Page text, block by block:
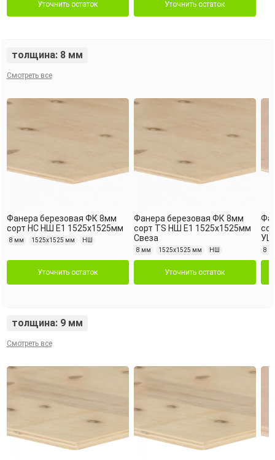
Уточнить остаток Уточнить остаток
толщина: 8 мм
Смотреть все
Фанера березовая ФК 8мм
сорт НС НШ Е1 1525х1525мм
8 мм 1525х1525 мм НШ
Уточнить остаток
Фанера березовая ФК 8мм
сорт TS НШ Е1 1525х1525мм
Свеза
8 мм 1525х1525 мм НШ
Уточнить остаток
8
толщина: 9 мм
Смотреть все